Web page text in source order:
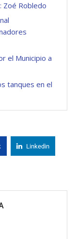
Zoé Robledo
el Municipio a
tanques en el
Linkedin